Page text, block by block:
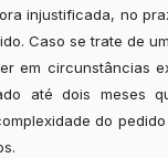
injustificada, no
Caso se trate de
em circunstâncias
até dois meses
do